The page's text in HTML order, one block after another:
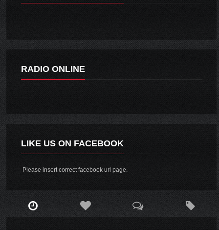
RADIO ONLINE
LIKE US ON FACEBOOK
Please insert correct facebook url page.